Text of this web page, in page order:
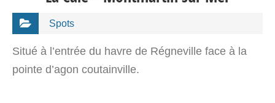
Spots
Situé à l’entrée du havre de Régneville face à la
pointe d’agon coutainville.